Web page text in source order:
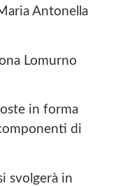
Antonella
Lomurno
in forma
di
svolgerà in